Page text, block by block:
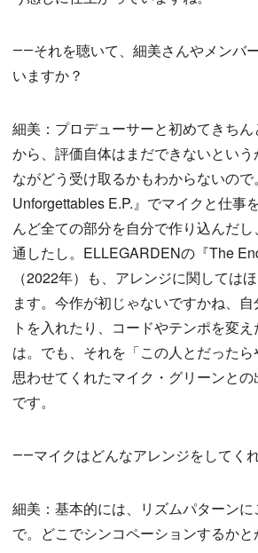
――それを聴いて、細美さんやメンバ
いますか？
細美：プロデューサーと初めてきち
から、評価自体はまだできないとい
ながどう受け取るかもわからないの
Unforgettables E.P.』でマイクと仕事
んど全ての部分を自分で作り込んだ
通したし。ELLEGARDENの『The
（2022年）も、アレンジに関しては
ます。今作が初じゃないですかね、
トを入れたり、コードやテンポを変
は。でも、それを「この人とだった
思わせてくれたマイク・グリーンと
です。
――マイクはどんなアレンジをしてく
細美：基本的には、リズムパターン
で。どこでシンコペーションするか